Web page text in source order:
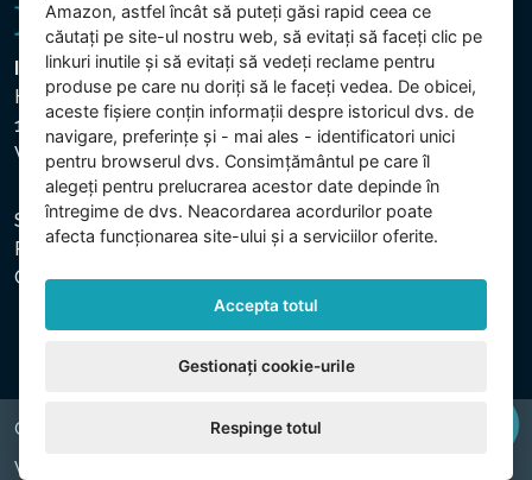
Intex Trading, s.r.o.
Hradecká 2526/3
130 00 Praha 3
Vinohrady - Česká republika
Societatea este înregistrată la Tribunalul Municipal din
Praga, secția C, dosar 74759. CUI: 26150808, CIF:
CZ26150808.
Copyright © 2026 INTEX TRADING s.r.o. All rights reserved.
Web by
Amazon, astfel încât să puteți găsi rapid ceea ce
căutați pe site-ul nostru web, să evitați să faceți clic pe
linkuri inutile și să evitați să vedeți reclame pentru
produse pe care nu doriți să le faceți vedea. De obicei,
aceste fișiere conțin informații despre istoricul dvs. de
navigare, preferințe și - mai ales - identificatori unici
pentru browserul dvs. Consimțământul pe care îl
alegeți pentru prelucrarea acestor date depinde în
întregime de dvs. Neacordarea acordurilor poate
afecta funcționarea site-ului și a serviciilor oferite.
Accepta totul
Gestionați cookie-urile
Respinge totul